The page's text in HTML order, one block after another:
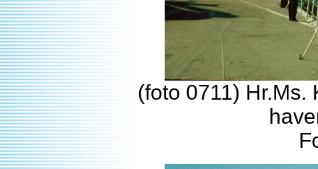
(foto 0711) Hr.Ms.